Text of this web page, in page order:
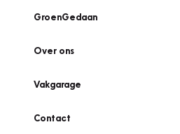
GroenGedaan
Over ons
Vakgarage
Contact